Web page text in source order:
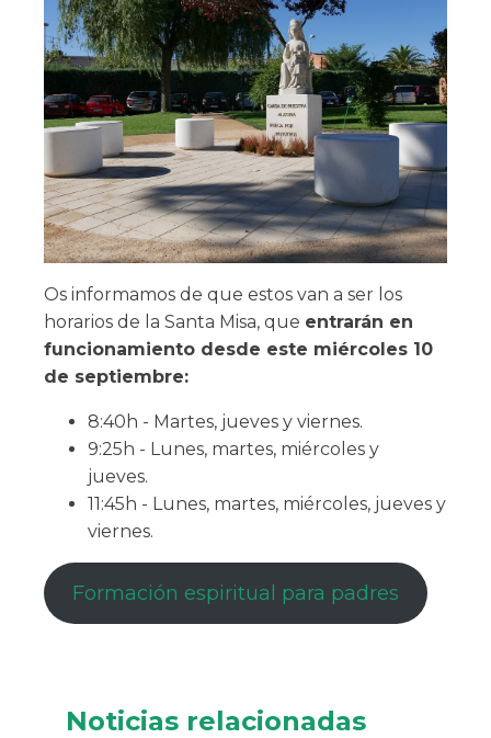
Os informamos de que estos van a ser los
horarios de la Santa Misa, que entrarán en
funcionamiento desde este miércoles 10
de septiembre:
8:40h - Martes, jueves y viernes.
9:25h - Lunes, martes, miércoles y
jueves.
11:45h - Lunes, martes, miércoles, jueves y
viernes.
Formación espiritual para padres
Noticias relacionadas